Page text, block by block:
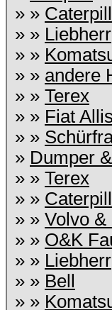
» »
» » Liebherr
» »
» » andere
» » Terex
» » Fiat
» »
» Dumper
» » Terex
» »
» » Volvo &
» » O&K
» » Liebherr
» » Bell
» »